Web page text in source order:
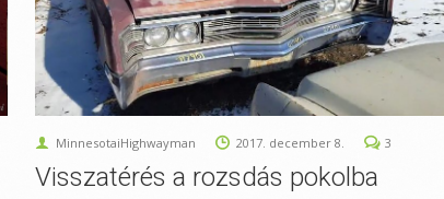
MinnesotaiHighwayman 2017. december 8. 3
Visszatérés a rozsdás pokolba